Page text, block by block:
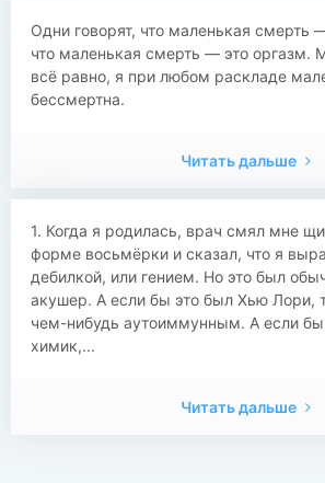
Одни говорят, что маленькая смерть
что маленькая смерть — это оргазм.
всё равно, я при любом раскладе
бессмертна.
Читать дальше
1. Когда я родилась, врач смял мне
форме восьмёрки и сказал, что я
дебилкой, или гением. Но это был
акушер. А если бы это был Хью Лори,
чем-нибудь аутоиммунным. А если
химик,...
Читать дальше